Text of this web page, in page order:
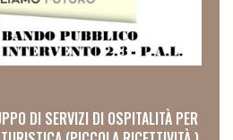
DI SERVIZI DI OSPITALITÀ PER